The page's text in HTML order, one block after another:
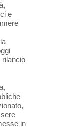
e
rilancio
in